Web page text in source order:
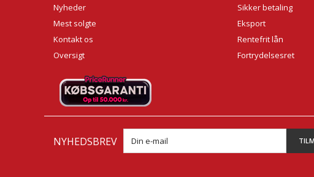
Nyheder
Mest solgte
Kontakt os
Oversigt
Sikker betaling
Eksport
Rentefrit lån
Fortrydelsesret
NYHEDSBREV